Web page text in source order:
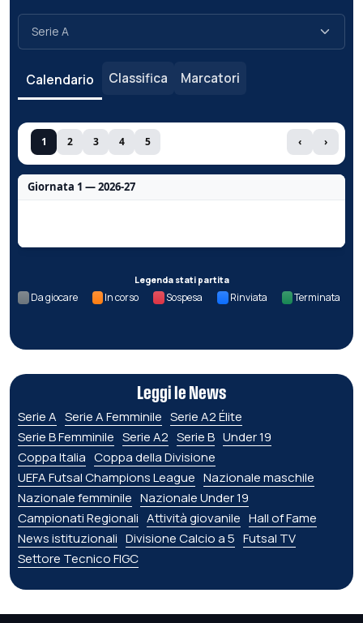
Calendario Classifica Marcatori
1 2 3 4 5 ‹ ›
Giornata 1 — 2026-27
Legenda stati partita
Da giocare In corso Sospesa Rinviata Terminata
Leggi le News
Serie A Serie A Femminile Serie A2 Élite
Serie B Femminile Serie A2 Serie B Under 19
Coppa Italia Coppa della Divisione
UEFA Futsal Champions League Nazionale maschile
Nazionale femminile Nazionale Under 19
Campionati Regionali Attività giovanile Hall of Fame
News istituzionali Divisione Calcio a 5 Futsal TV
Settore Tecnico FIGC